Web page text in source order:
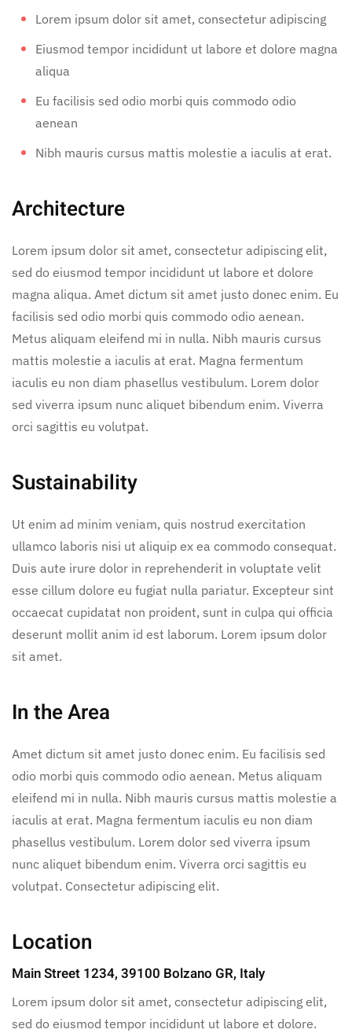
Lorem ipsum dolor sit amet, consectetur adipiscing
Eiusmod tempor incididunt ut labore et dolore magna
aliqua
Eu facilisis sed odio morbi quis commodo odio
aenean
Nibh mauris cursus mattis molestie a iaculis at erat.
Architecture
Lorem ipsum dolor sit amet, consectetur adipiscing elit,
sed do eiusmod tempor incididunt ut labore et dolore
magna aliqua. Amet dictum sit amet justo donec enim. Eu
facilisis sed odio morbi quis commodo odio aenean.
Metus aliquam eleifend mi in nulla. Nibh mauris cursus
mattis molestie a iaculis at erat. Magna fermentum
iaculis eu non diam phasellus vestibulum. Lorem dolor
sed viverra ipsum nunc aliquet bibendum enim. Viverra
orci sagittis eu volutpat.
Sustainability
Ut enim ad minim veniam, quis nostrud exercitation
ullamco laboris nisi ut aliquip ex ea commodo consequat.
Duis aute irure dolor in reprehenderit in voluptate velit
esse cillum dolore eu fugiat nulla pariatur. Excepteur sint
occaecat cupidatat non proident, sunt in culpa qui officia
deserunt mollit anim id est laborum. Lorem ipsum dolor
sit amet.
In the Area
Amet dictum sit amet justo donec enim. Eu facilisis sed
odio morbi quis commodo odio aenean. Metus aliquam
eleifend mi in nulla. Nibh mauris cursus mattis molestie a
iaculis at erat. Magna fermentum iaculis eu non diam
phasellus vestibulum. Lorem dolor sed viverra ipsum
nunc aliquet bibendum enim. Viverra orci sagittis eu
volutpat. Consectetur adipiscing elit.
Location
Main Street 1234, 39100 Bolzano GR, Italy
Lorem ipsum dolor sit amet, consectetur adipiscing elit,
sed do eiusmod tempor incididunt ut labore et dolore.